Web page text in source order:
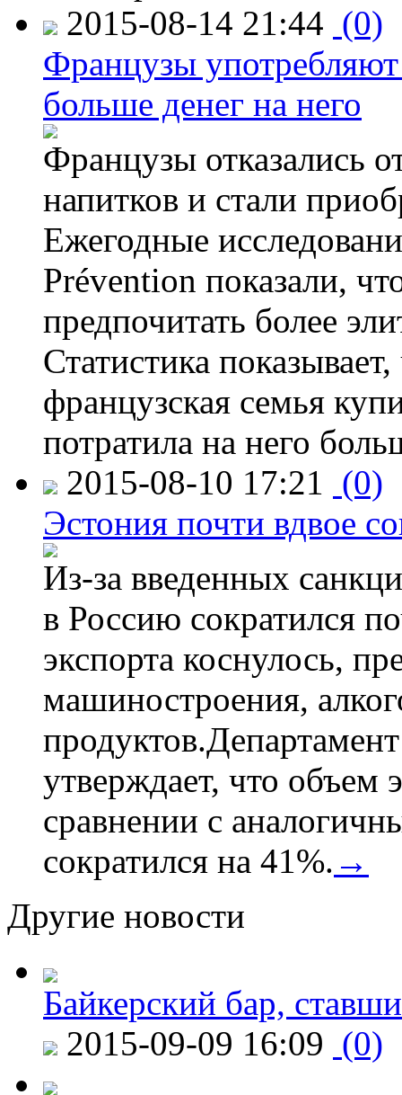
2015-08-14 21:44 (0)
Французы
больше денег на него
Французы отказались
напитков и стали
Ежегодные
Prévention показали,
предпочитать более
Статистика
французская семья
потратила на него
2015-08-10 17:21 (0)
Эстония почти вдвое
Из-за введенных
в Россию сократился
экспорта коснулось,
машиностроения,
утверждает, что объем
сравнении с
сократился на 41%. →
Другие новости
Байкерский бар,
2015-09-09 16:09 (0)